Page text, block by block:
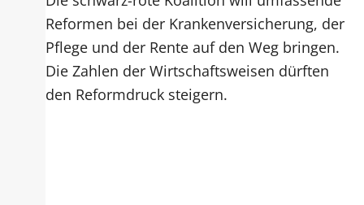
Reformen bei der Krankenversicherung, der
Pflege und der Rente auf den Weg bringen.
Die Zahlen der Wirtschaftsweisen dürften
den Reformdruck steigern.